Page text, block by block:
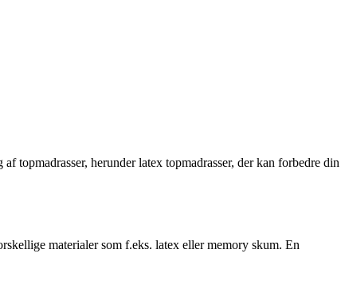
topmadrasser, herunder latex topmadrasser, der kan forbedre din
materialer som f.eks. latex eller memory skum. En